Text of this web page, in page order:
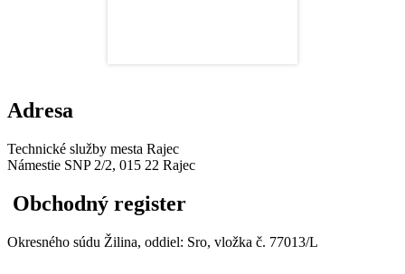
Adresa
Technické služby mesta Rajec
Námestie SNP 2/2, 015 22 Rajec
Obchodný register
Okresného súdu Žilina, oddiel: Sro, vložka č. 77013/L